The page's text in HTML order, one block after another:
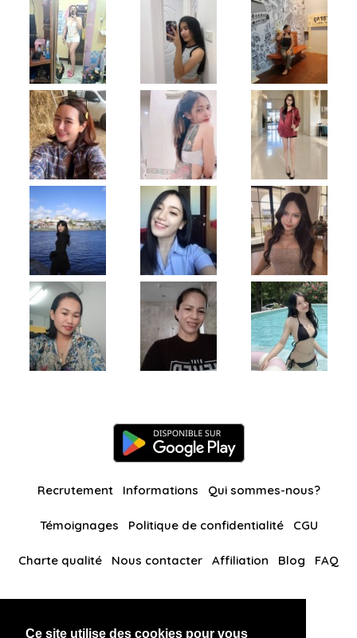
Ce site utilise des cookies pour vous
Recrutement Informations Qui sommes-nous?
Témoignages Politique de confidentialité CGU
Charte qualité Nous contacter Affiliation Blog FAQ